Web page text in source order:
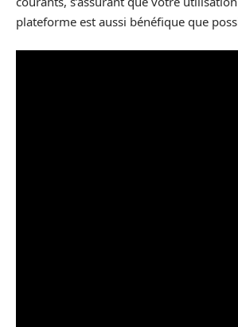
plateforme est aussi bénéfique que